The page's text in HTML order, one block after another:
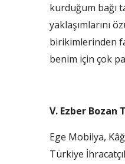
kurduğum bağı
yaklaşımlarını
birikimlerinden
benim için çok
V. Ezber Bozan
Ege Mobilya,
Türkiye